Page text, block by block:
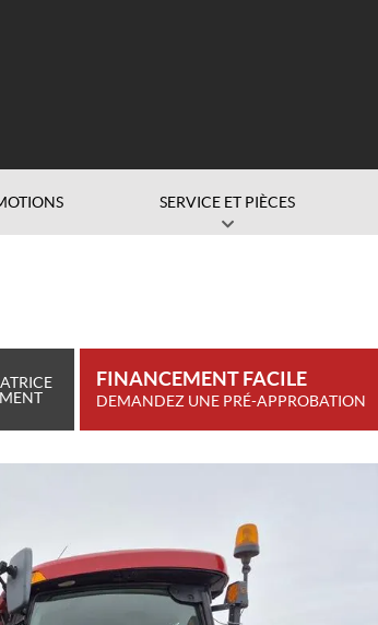
SERVICE ET PIÈCES
FINANCEMENT FACILE
DEMANDEZ UNE PRÉ-APPROBATION